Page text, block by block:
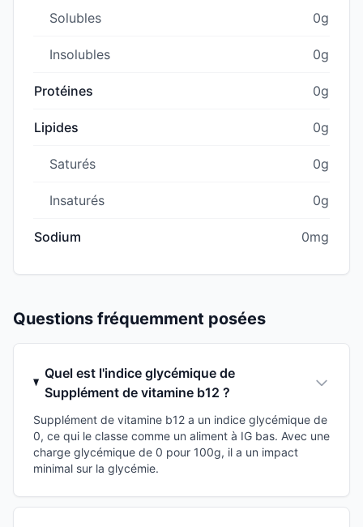
Solubles 0g
Insolubles 0g
Protéines 0g
Lipides 0g
Saturés 0g
Insaturés 0g
Sodium 0mg
Questions fréquemment posées
Quel est l'indice glycémique de
Supplément de vitamine b12 ?
Supplément de vitamine b12 a un indice glycémique de
0, ce qui le classe comme un aliment à IG bas. Avec une
charge glycémique de 0 pour 100g, il a un impact
minimal sur la glycémie.